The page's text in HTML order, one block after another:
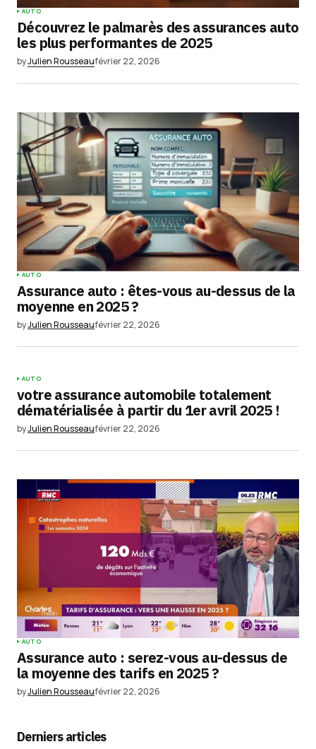
AUTO
Découvrez le palmarès des assurances auto
les plus performantes de 2025
byJulien Rousseaufévrier 22, 2026
AUTO
Assurance auto : êtes-vous au-dessus de la
moyenne en 2025 ?
byJulien Rousseaufévrier 22, 2026
AUTO
votre assurance automobile totalement
dématérialisée à partir du 1er avril 2025 !
byJulien Rousseaufévrier 22, 2026
AUTO
Assurance auto : serez-vous au-dessus de
la moyenne des tarifs en 2025 ?
byJulien Rousseaufévrier 22, 2026
Derniers articles